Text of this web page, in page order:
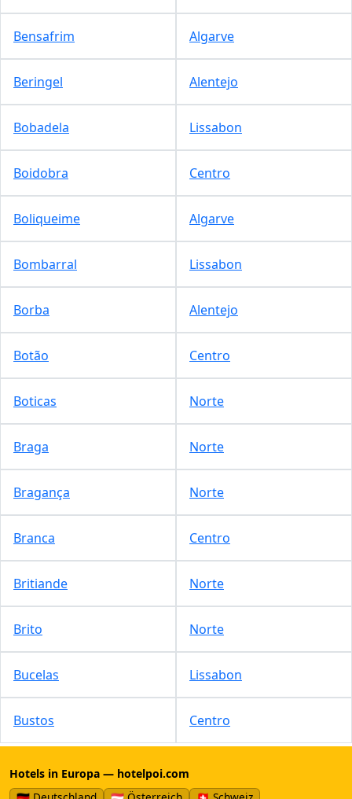
Bensafrim Algarve
Beringel Alentejo
Bobadela Lissabon
Boidobra Centro
Boliqueime Algarve
Bombarral Lissabon
Borba Alentejo
Botão Centro
Boticas Norte
Braga Norte
Bragança Norte
Branca Centro
Britiande Norte
Brito Norte
Bucelas Lissabon
Bustos Centro
Hotels in Europa — hotelpoi.com